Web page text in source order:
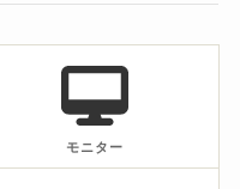
モニター